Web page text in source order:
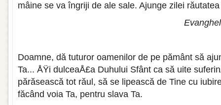
mâine se va îngriji de ale sale. Ajunge zilei
Doamne, dă tuturor oamenilor de pe pământ să
Ta... ÅŸi dulceaÅ£a Duhului Sfânt ca să uite
părăsească tot răul, să se lipească de Tine cu
făcând voia Ta, pentru slava Ta.